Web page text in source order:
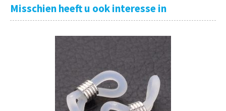
Misschien heeft u ook interesse in